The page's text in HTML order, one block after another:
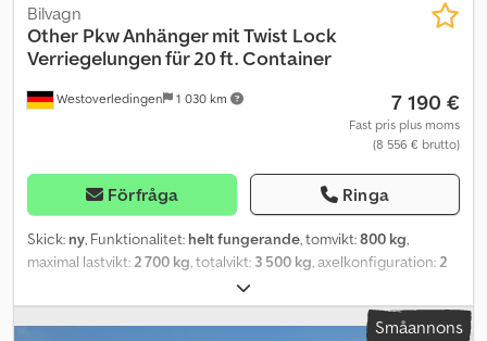
Westoverledingen 1 030 km
Bilvagn
Other Pkw Anhänger mit Twist Lock
Verriegelungen für 20 ft. Container
7 190 €
Fast pris plus moms
(8 556 € brutto)
Förfråga Ringa
Skick: ny, Funktionalitet: helt fungerande, tomvikt:800 kg,
maximal lastvikt: 2 700 kg , totalvikt: 3 500 kg , axelkonfiguration: 2
6 000 mm
mm, Tillverkningsår:2025, Personbilst släp med Twist Lock-lås för
20 ft. container. LED-belysning, hjul 155 R12C 5x112, tandemaxel,
Småannons